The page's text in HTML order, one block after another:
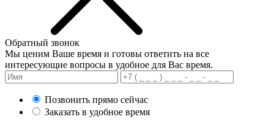
Обратный звонок
Мы ценим Ваше время и готовы ответить на все
интересующие вопросы в удобное для Вас время.
Позвонить прямо сейчас
Заказать в удобное время